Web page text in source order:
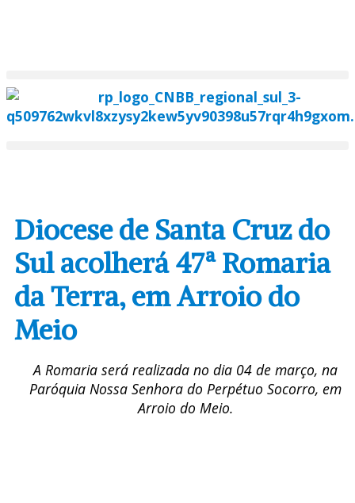
Diocese de Santa Cruz do
Sul acolherá 47ª Romaria
da Terra, em Arroio do
Meio
A Romaria será realizada no dia 04 de março, na
Paróquia Nossa Senhora do Perpétuo Socorro, em
Arroio do Meio.